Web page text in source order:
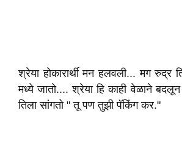
श्रेया होकारार्थी मन हलवली... मग रुद्र
मध्ये जातो.... श्रेया हि काही वेळाने
तिला सांगतो " तू पण तुझी पॅकिंग कर."